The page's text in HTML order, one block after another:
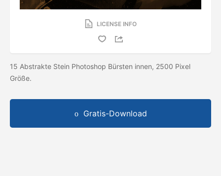
LICENSE INFO
15 Abstrakte Stein Photoshop Bürsten innen, 2500 Pixel
Größe.
Gratis-Download